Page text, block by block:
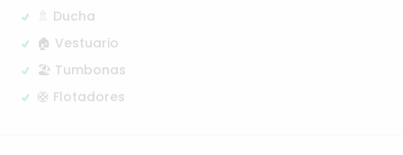
🚿 Ducha
🏠 Vestuario
🏖️ Tumbonas
🛟 Flotadores